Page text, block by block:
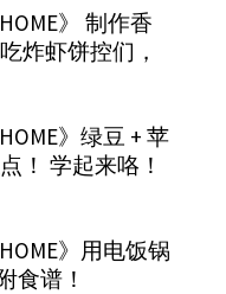
》 制作香
炸虾饼控们，
》绿豆 + 苹
！ 学起来咯！
》用电饭锅
食谱！